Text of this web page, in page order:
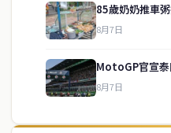
85歲奶奶推車
8月7日
MotoGP官宣泰
8月7日
關於我們
泰國中文新聞（TCN）是一家總
service@thaichinesenews.com